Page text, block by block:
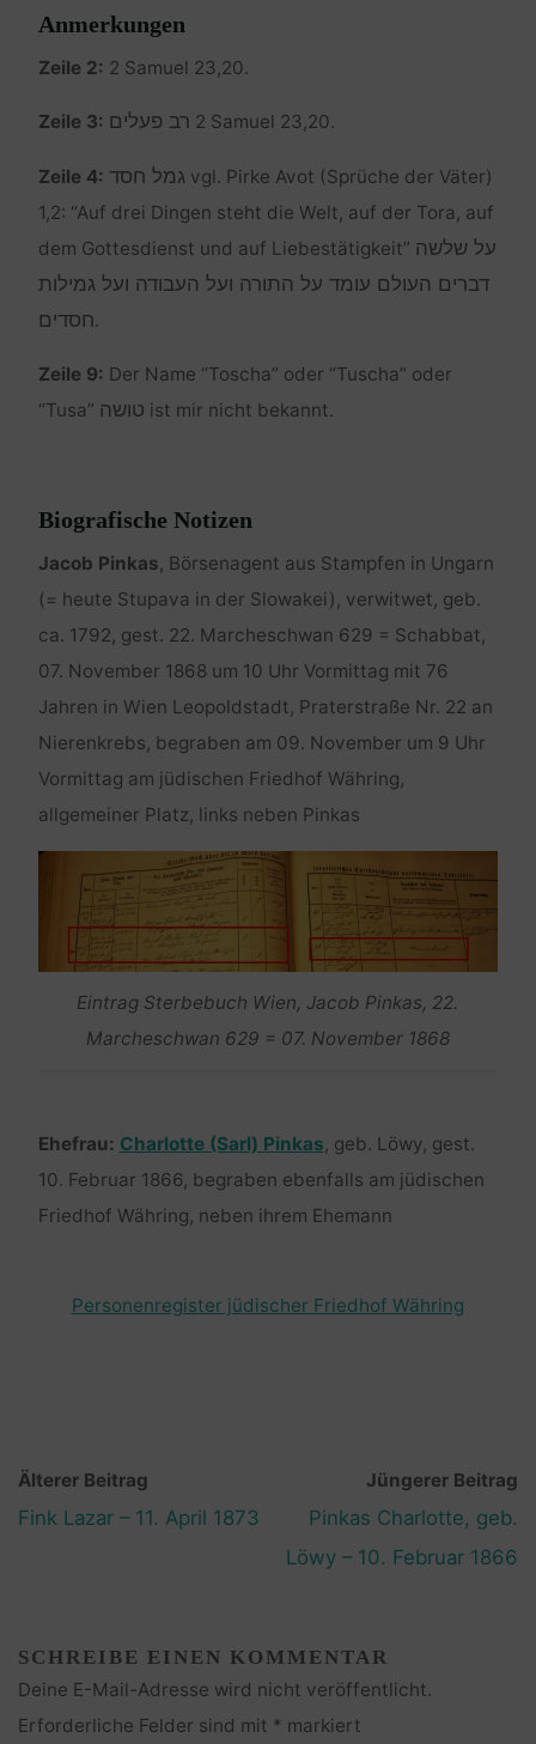
Anmerkungen
Zeile 2: 2 Samuel 23,20.
Zeile 3: רב פעלים 2 Samuel 23,20.
Zeile 4: גמל חסדvgl. Pirke Avot (Sprüche der Väter)
1,2: “Auf drei Dingen steht die Welt, auf der Tora, auf
dem Gottesdienst und auf Liebestätigkeit” על שלשה
דברים העולם עומד על התורה ועל העבודה ועל גמילות
חסדים.
Zeile 9: Der Name “Toscha” oder “Tuscha” oder
“Tusa” טושה ist mir nicht bekannt.
Biografische Notizen
Jacob Pinkas, Börsenagent aus Stampfen in Ungarn
(= heute Stupava in der Slowakei), verwitwet, geb.
ca. 1792, gest. 22. Marcheschwan 629 = Schabbat,
07. November 1868 um 10 Uhr Vormittag mit 76
Jahren in Wien Leopoldstadt, Praterstraße Nr. 22 an
Nierenkrebs, begraben am 09. November um 9 Uhr
Vormittag am jüdischen Friedhof Währing,
allgemeiner Platz, links neben Pinkas
Eintrag Sterbebuch Wien, Jacob Pinkas, 22.
Marcheschwan 629 = 07. November 1868
Ehefrau: Charlotte (Sarl) Pinkas, geb. Löwy, gest.
10. Februar 1866, begraben ebenfalls am jüdischen
Friedhof Währing, neben ihrem Ehemann
Personenregister jüdischer Friedhof Währing
Älterer Beitrag
Fink Lazar – 11. April 1873
Jüngerer Beitrag
Pinkas Charlotte, geb.
Löwy – 10. Februar 1866
SCHREIBE EINEN KOMMENTAR
Deine E-Mail-Adresse wird nicht veröffentlicht.
Erforderliche Felder sind mit * markiert